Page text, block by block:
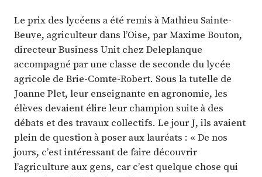
Le prix des lycéens a été remis à Mathieu Sainte-
Beuve, agriculteur dans l’Oise, par Maxime Bouton,
directeur Business Unit chez Deleplanque
accompagné par une classe de seconde du lycée
agricole de Brie-Comte-Robert. Sous la tutelle de
Joanne Plet, leur enseignante en agronomie, les
élèves devaient élire leur champion suite à des
débats et des travaux collectifs. Le jour J, ils avaient
plein de question à poser aux lauréats : « De nos
jours, c’est intéressant de faire découvrir
l’agriculture aux gens, car c’est quelque chose qui